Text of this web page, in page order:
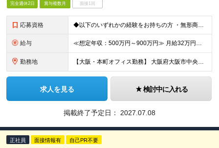
完全週休2日 賞与複数月 面接1回
応募資格 ◆以下のいずれかの経験をお持ちの方 ・無形商材での法人営業経験（業界・業種・不問）※目安3年以上※ ・顧客に提案することで潜在ニーズを見出す営業活動をしてきた経験（課題解決型の提案営業） 【求める人
給与 ≪想定年収：500万円～900万円≫ 月給32万円～58万円 ※賞与：年3.5ヶ月（会社業績・個人評価によって変動） ※入社後1年経過したタイミングでインセンティブ給へ移行致します。 ※入社時の月給額
勤務地 【大阪・本町オフィス勤務】 大阪府大阪市中央区北久宝寺町4丁目4-2 （変更の範囲）上記を除く当社関連勤務地
求人を見る 検討中に入れる
掲載終了予定日： 2027.07.08
正社員 面接情報有 自己PR不要